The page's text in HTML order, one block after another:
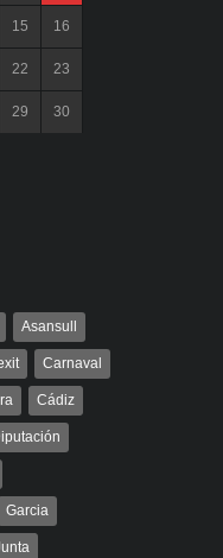
15 16
22 23
29 30
Asansull
Carnaval
Cádiz
Garcia